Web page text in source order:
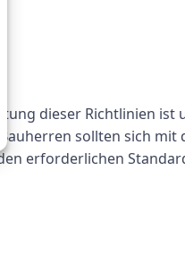
dieser Richtlinien ist
sollten sich mit
erforderlichen